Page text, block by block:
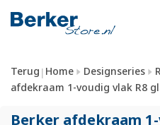
Terug | Home Designseries
afdekraam 1-voudig vlak R8
Berker afdekraam